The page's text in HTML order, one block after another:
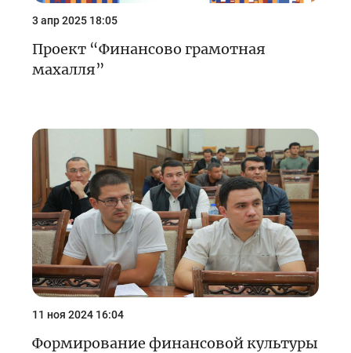
3 апр 2025 18:05
Проект “Финансово грамотная
махалля”
11 ноя 2024 16:04
Формирование финансовой культуры